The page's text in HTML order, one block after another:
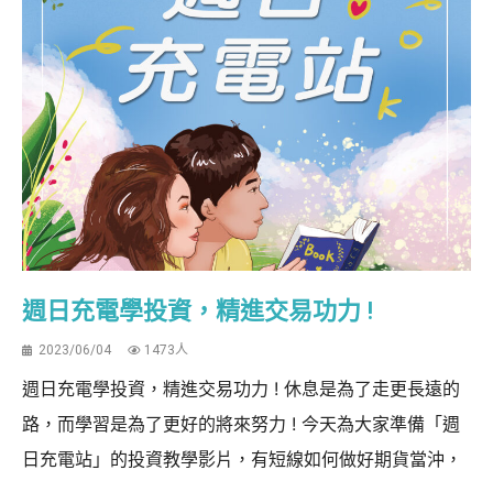
週日充電學投資，精進交易功力 !
2023/06/04 1473人
週日充電學投資，精進交易功力 ! 休息是為了走更長遠的
路，而學習是為了更好的將來努力 ! 今天為大家準備「週
日充電站」的投資教學影片，有短線如何做好期貨當沖，